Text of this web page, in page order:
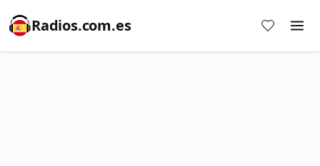
Radios.com.es